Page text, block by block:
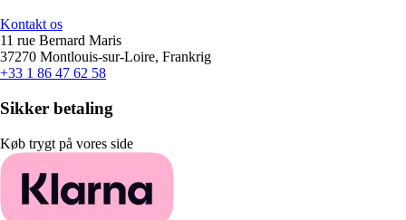
Kontakt os
11 rue Bernard Maris
37270 Montlouis-sur-Loire, Frankrig
+33 1 86 47 62 58
Sikker betaling
Køb trygt på vores side